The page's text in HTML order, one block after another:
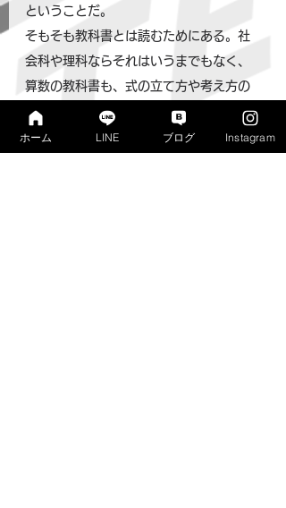
ということだ。
そもそも教科書とは読むためにある。社
会科や理科ならそれはいうまでもなく、
算数の教科書も、式の立て方や考え方の
お手本を参考にするための道具であっ
て、問題文の書き方まで真似する必要は
ホーム LINE ブログ Instagram